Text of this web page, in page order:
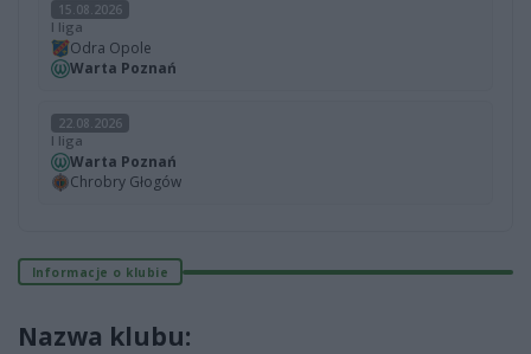
15.08.2026
I liga
Odra Opole
Warta Poznań
22.08.2026
I liga
Warta Poznań
Chrobry Głogów
Informacje o klubie
Nazwa klubu: